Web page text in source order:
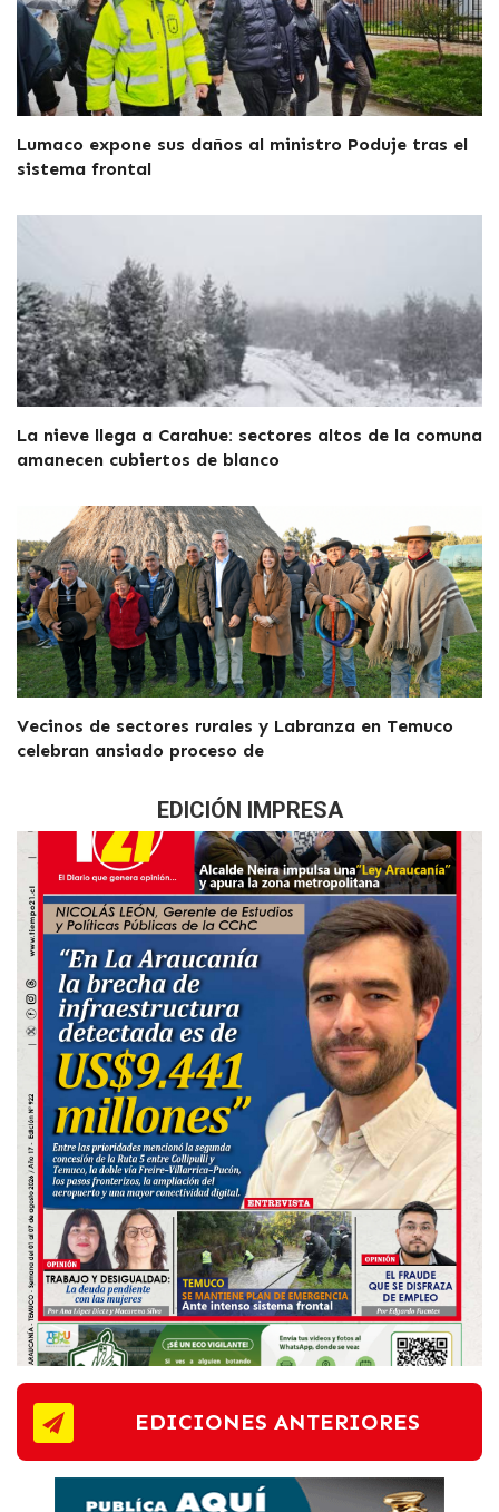
Lumaco expone sus daños al ministro Poduje tras el
sistema frontal
La nieve llega a Carahue: sectores altos de la comuna
amanecen cubiertos de blanco
Vecinos de sectores rurales y Labranza en Temuco
celebran ansiado proceso de
EDICIÓN IMPRESA
EDICIONES ANTERIORES